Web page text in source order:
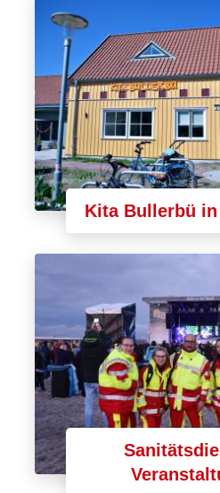
Kita Bullerbü